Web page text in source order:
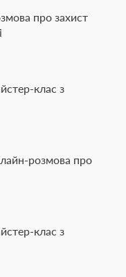
про захист
клас з
розмова про
клас з